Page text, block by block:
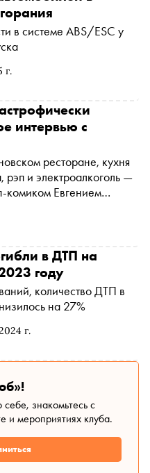
г.
в системе ABS/ESC у
интервью с
ресторане, кухня
и электроалкоголь —
комиком Евгением
и объектом споров
г.
в ДТП на
году
количество ДТП в
на 27%
себе, знакомьтесь с
и мероприятиях клуба.